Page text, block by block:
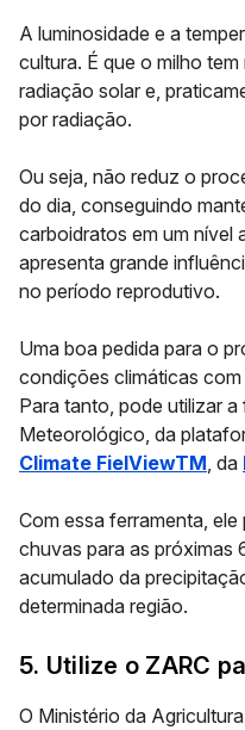
A luminosidade e a
cultura. É que o milho
radiação solar e,
por radiação.
Ou seja, não reduz o
do dia, conseguindo
carboidratos em um nível
apresenta grande
no período reprodutivo.
Uma boa pedida para o
condições climáticas
Para tanto, pode utilizar
Meteorológico , da
Climate FielViewTM , da
Com essa ferramenta,
chuvas para as próximas
acumulado da
determinada região.
5. Utilize o ZARC
O Ministério da